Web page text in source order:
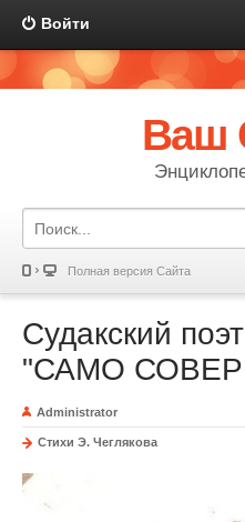
Войти
Ваш
Полная версия Сайта
Судакский
"САМО
Administrator
Стихи Э. Чеглякова